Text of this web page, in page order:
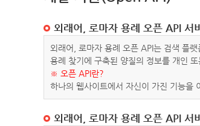
외래어, 로마자 용례 오픈 API 서
외래어, 로마자 용례 오픈 API는 검색 플
용례 찾기에 구축된 양질의 정보를 개인
※ 오픈 API란?
하나의 웹사이트에서 자신이 가진 기능을
외래어, 로마자 용례 오픈 API 서